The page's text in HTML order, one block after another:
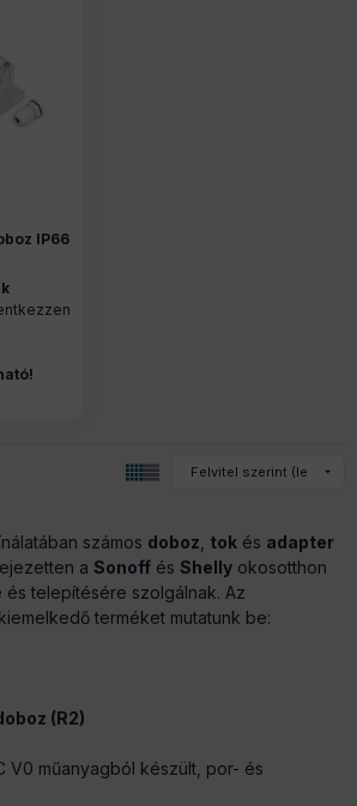
IP66
számos doboz tok és adapter
a Sonoff és Shelly okosotthon
telepítésére szolgálnak. Az
terméket mutatunk be:
(R2)
V0 műanyagból készült, por- és
Ideális a Sonoff kapcsolók és